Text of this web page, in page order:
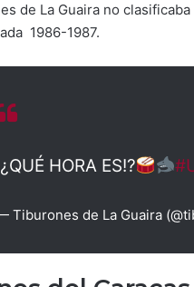
de La Guaira no
1986-1987.
HORA ES!?
Tiburones de La Guaira